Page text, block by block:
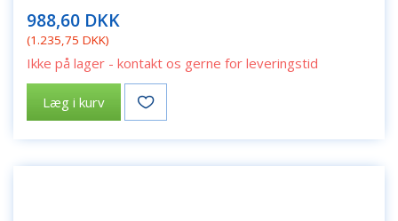
988,60 DKK
(1.235,75 DKK)
Ikke på lager - kontakt os gerne for leveringstid
Læg i kurv